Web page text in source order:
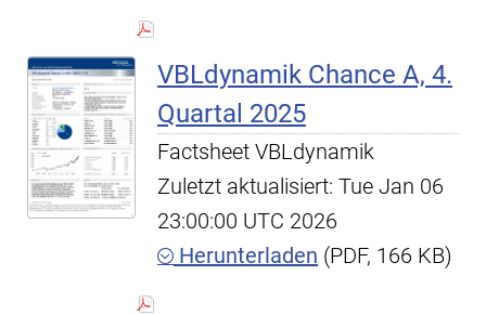
VBLdynamik Chance A, 4.
Quartal 2025
Factsheet VBLdynamik
Zuletzt aktualisiert: Tue Jan 06
23:00:00 UTC 2026
Herunterladen (PDF, 166 KB)